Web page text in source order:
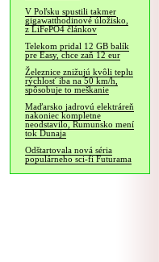
V Poľsku spustili takmer
gigawatthodinové úložisko,
z LiFePO4 článkov
Telekom pridal 12 GB balík
pre Easy, chce zaň 12 eur
Železnice znižujú kvôli teplu
rýchlosť iba na 50 km/h,
spôsobuje to meškanie
Maďarsko jadrovú elektráreň
nakoniec kompletne
neodstavilo, Rumunsko mení
tok Dunaja
Odštartovala nová séria
populárneho sci-fi Futurama